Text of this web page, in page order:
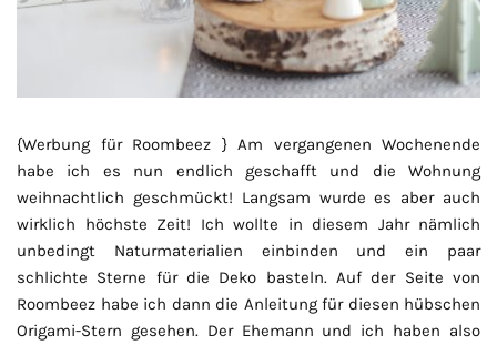
{Werbung für Roombeez } Am vergangenen Wochenende
habe ich es nun endlich geschafft und die Wohnung
weihnachtlich geschmückt! Langsam wurde es aber auch
wirklich höchste Zeit! Ich wollte in diesem Jahr nämlich
unbedingt Naturmaterialien einbinden und ein paar
schlichte Sterne für die Deko basteln. Auf der Seite von
Roombeez habe ich dann die Anleitung für diesen hübschen
Origami-Stern gesehen. Der Ehemann und ich haben also